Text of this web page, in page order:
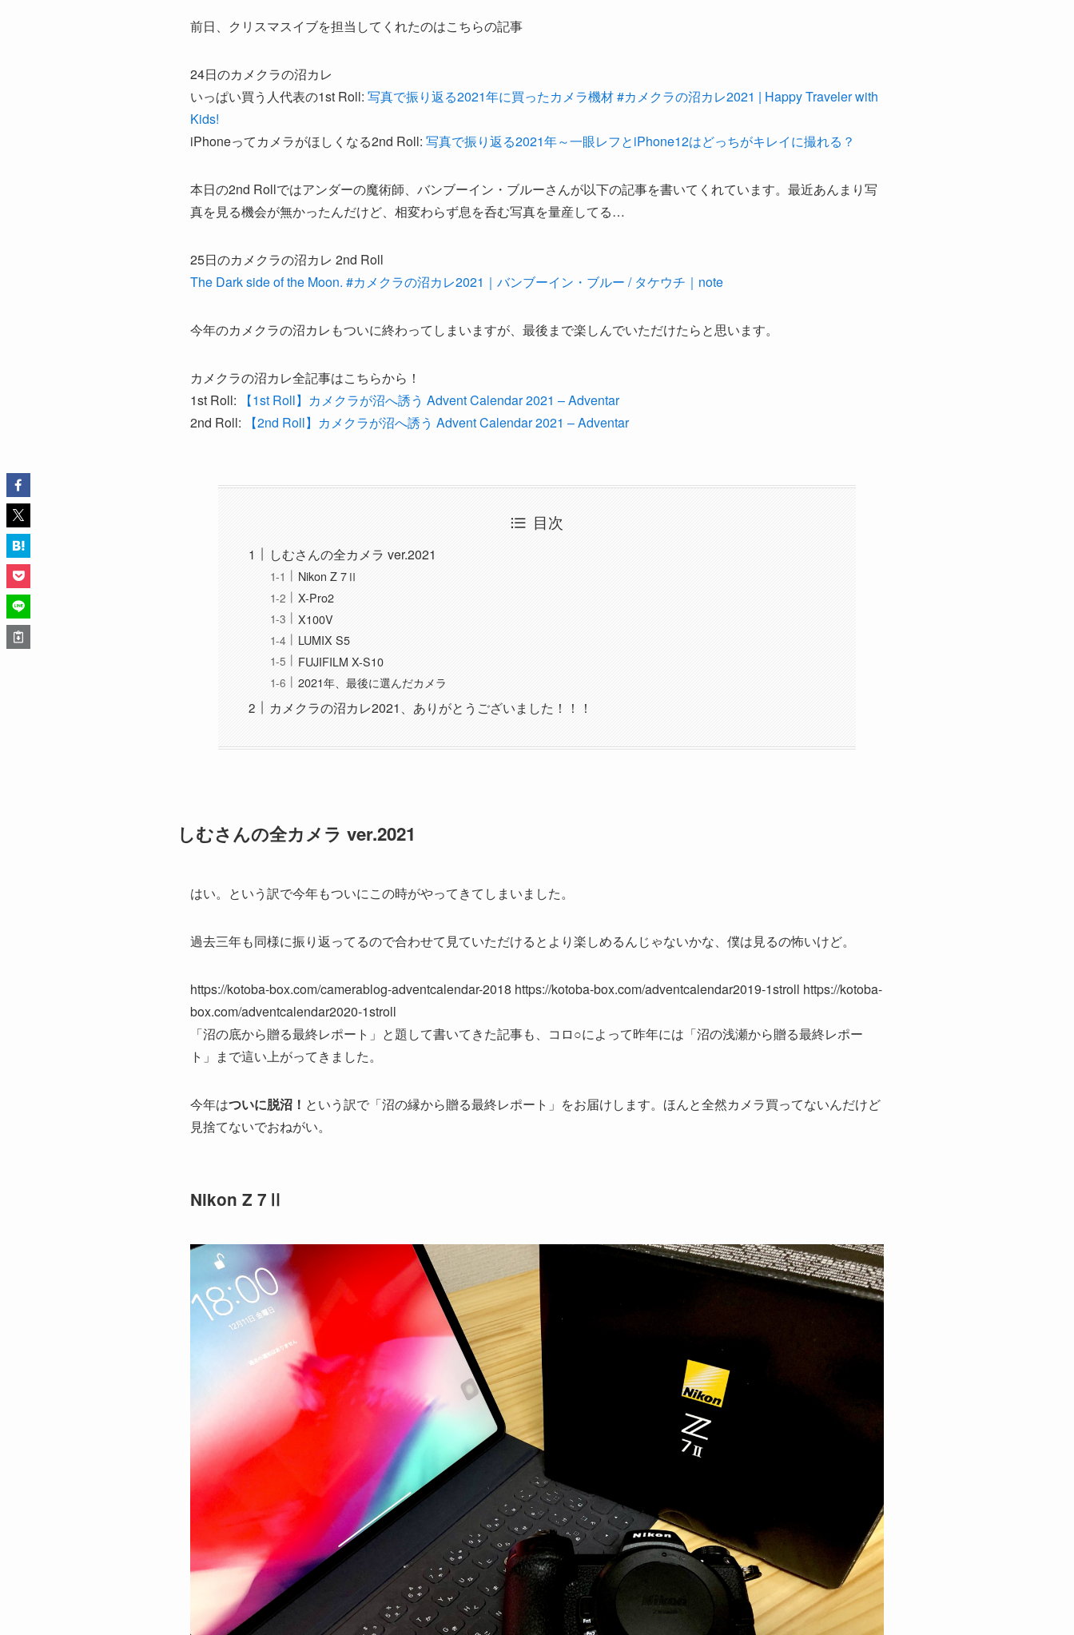
前日、クリスマスイブを担当してくれたのはこちらの記事
24日のカメクラの沼カレ
いっぱい買う人代表の1st Roll: 写真で振り返る2021年に買ったカメラ機材 #カメクラの沼カレ2021 | Happy Traveler with
Kids!
iPhoneってカメラがほしくなる2nd Roll: 写真で振り返る2021年～一眼レフとiPhone12はどっちがキレイに撮れる？
本日の2nd Rollではアンダーの魔術師、バンブーイン・ブルーさんが以下の記事を書いてくれています。最近あんまり写
真を見る機会が無かったんだけど、相変わらず息を呑む写真を量産してる…
25日のカメクラの沼カレ 2nd Roll
The Dark side of the Moon. #カメクラの沼カレ2021｜バンブーイン・ブルー / タケウチ｜note
今年のカメクラの沼カレもついに終わってしまいますが、最後まで楽しんでいただけたらと思います。
カメクラの沼カレ全記事はこちらから！
1st Roll:
【1st Roll】カメクラが沼へ誘う Advent Calendar 2021 – Adventar
2nd Roll:
【2nd Roll】カメクラが沼へ誘う Advent Calendar 2021 – Adventar
目次
しむさんの全カメラ ver.2021
Nikon Z 7Ⅱ
X-Pro2
X100V
LUMIX S5
FUJIFILM X-S10
2021年、最後に選んだカメラ
カメクラの沼カレ2021、ありがとうございました！！！
しむさんの全カメラ ver.2021
はい。という訳で今年もついにこの時がやってきてしまいました。
過去三年も同様に振り返ってるので合わせて見ていただけるとより楽しめるんじゃないかな、僕は見るの怖いけど。
https://kotoba-box.com/camerablog-adventcalendar-2018 https://kotoba-box.com/adventcalendar2019-1stroll https://kotoba-
box.com/adventcalendar2020-1stroll
「沼の底から贈る最終レポート」と題して書いてきた記事も、コロ○によって昨年には「沼の浅瀬から贈る最終レポー
ト」まで這い上がってきました。
今年はついに脱沼！ という訳で「沼の縁から贈る最終レポート」をお届けします。ほんと全然カメラ買ってないんだけど
見捨てないでおねがい。
Nikon Z 7Ⅱ